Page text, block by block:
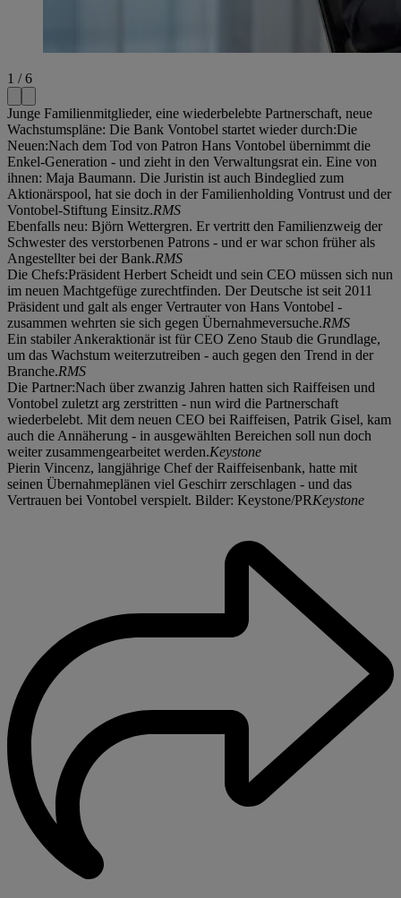
1 / 6
Junge Familienmitglieder, eine wiederbelebte Partnerschaft, neue
Wachstumspläne: Die Bank Vontobel startet wieder durch:Die
Neuen:Nach dem Tod von Patron Hans Vontobel übernimmt die
Enkel-Generation - und zieht in den Verwaltungsrat ein. Eine von
ihnen: Maja Baumann. Die Juristin ist auch Bindeglied zum
Aktionärspool, hat sie doch in der Familienholding Vontrust und der
Vontobel-Stiftung Einsitz.RMS
Ebenfalls neu: Björn Wettergren. Er vertritt den Familienzweig der
Schwester des verstorbenen Patrons - und er war schon früher als
Angestellter bei der Bank.RMS
Die Chefs:Präsident Herbert Scheidt und sein CEO müssen sich nun
im neuen Machtgefüge zurechtfinden. Der Deutsche ist seit 2011
Präsident und galt als enger Vertrauter von Hans Vontobel -
zusammen wehrten sie sich gegen Übernahmeversuche.RMS
Ein stabiler Ankeraktionär ist für CEO Zeno Staub die Grundlage,
um das Wachstum weiterzutreiben - auch gegen den Trend in der
Branche.RMS
Die Partner:Nach über zwanzig Jahren hatten sich Raiffeisen und
Vontobel zuletzt arg zerstritten - nun wird die Partnerschaft
wiederbelebt. Mit dem neuen CEO bei Raiffeisen, Patrik Gisel, kam
auch die Annäherung - in ausgewählten Bereichen soll nun doch
weiter zusammengearbeitet werden.Keystone
Pierin Vincenz, langjährige Chef der Raiffeisenbank, hatte mit
seinen Übernahmeplänen viel Geschirr zerschlagen - und das
Vertrauen bei Vontobel verspielt. Bilder: Keystone/PRKeystone